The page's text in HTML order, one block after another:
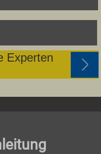
Experten